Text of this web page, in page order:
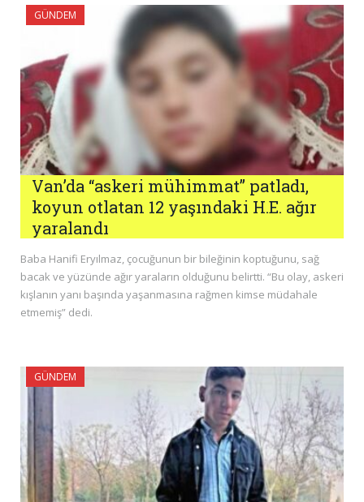
GÜNDEM
Van’da “askeri mühimmat” patladı,
koyun otlatan 12 yaşındaki H.E. ağır
yaralandı
Baba Hanifi Eryılmaz, çocuğunun bir bileğinin koptuğunu, sağ
bacak ve yüzünde ağır yaraların olduğunu belirtti. “Bu olay, askeri
kışlanın yanı başında yaşanmasına rağmen kimse müdahale
etmemiş” dedi.
GÜNDEM